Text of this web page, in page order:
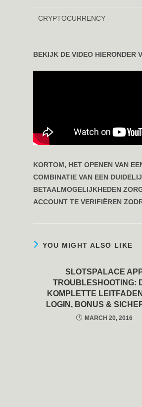
CRYPTOCURRENCY
BEKIJK DE VIDEO HIERONDER
KORTOM, HET OPENEN VAN
COMBINATIE VAN EEN
BETAALMOGELIJKHEDEN
ACCOUNT TE VERIFIËREN
YOU MIGHT ALSO LIKE
SLOTSPALACE
TROUBLESHOOTING:
KOMPLETTE
LOGIN, BONUS &
MARCH 20, 2016